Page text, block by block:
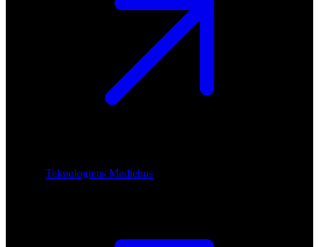
Teknologiens Mediehus